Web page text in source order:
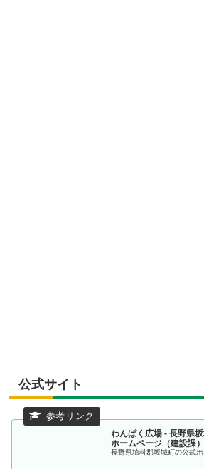
公式サイト
わんぱく広場 - 長野県
ホームページ（建設課）
長野県埴科郡坂城町の公式ホ